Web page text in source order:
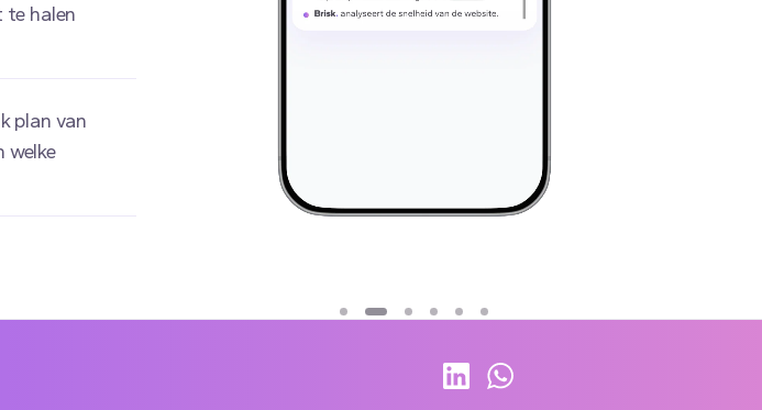
te halen
plan van
welke